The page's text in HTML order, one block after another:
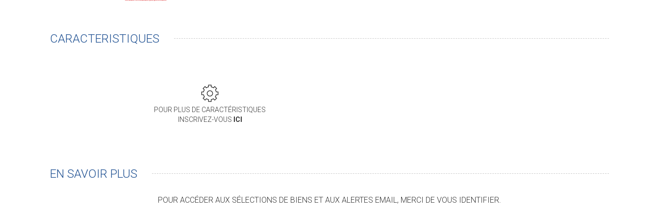
CARACTERISTIQUES
POUR PLUS DE CARACTÉRISTIQUES
INSCRIVEZ-VOUS ICI
EN SAVOIR PLUS
POUR ACCÉDER AUX SÉLECTIONS DE BIENS ET AUX ALERTES EMAIL, MERCI DE VOUS IDENTIFIER.